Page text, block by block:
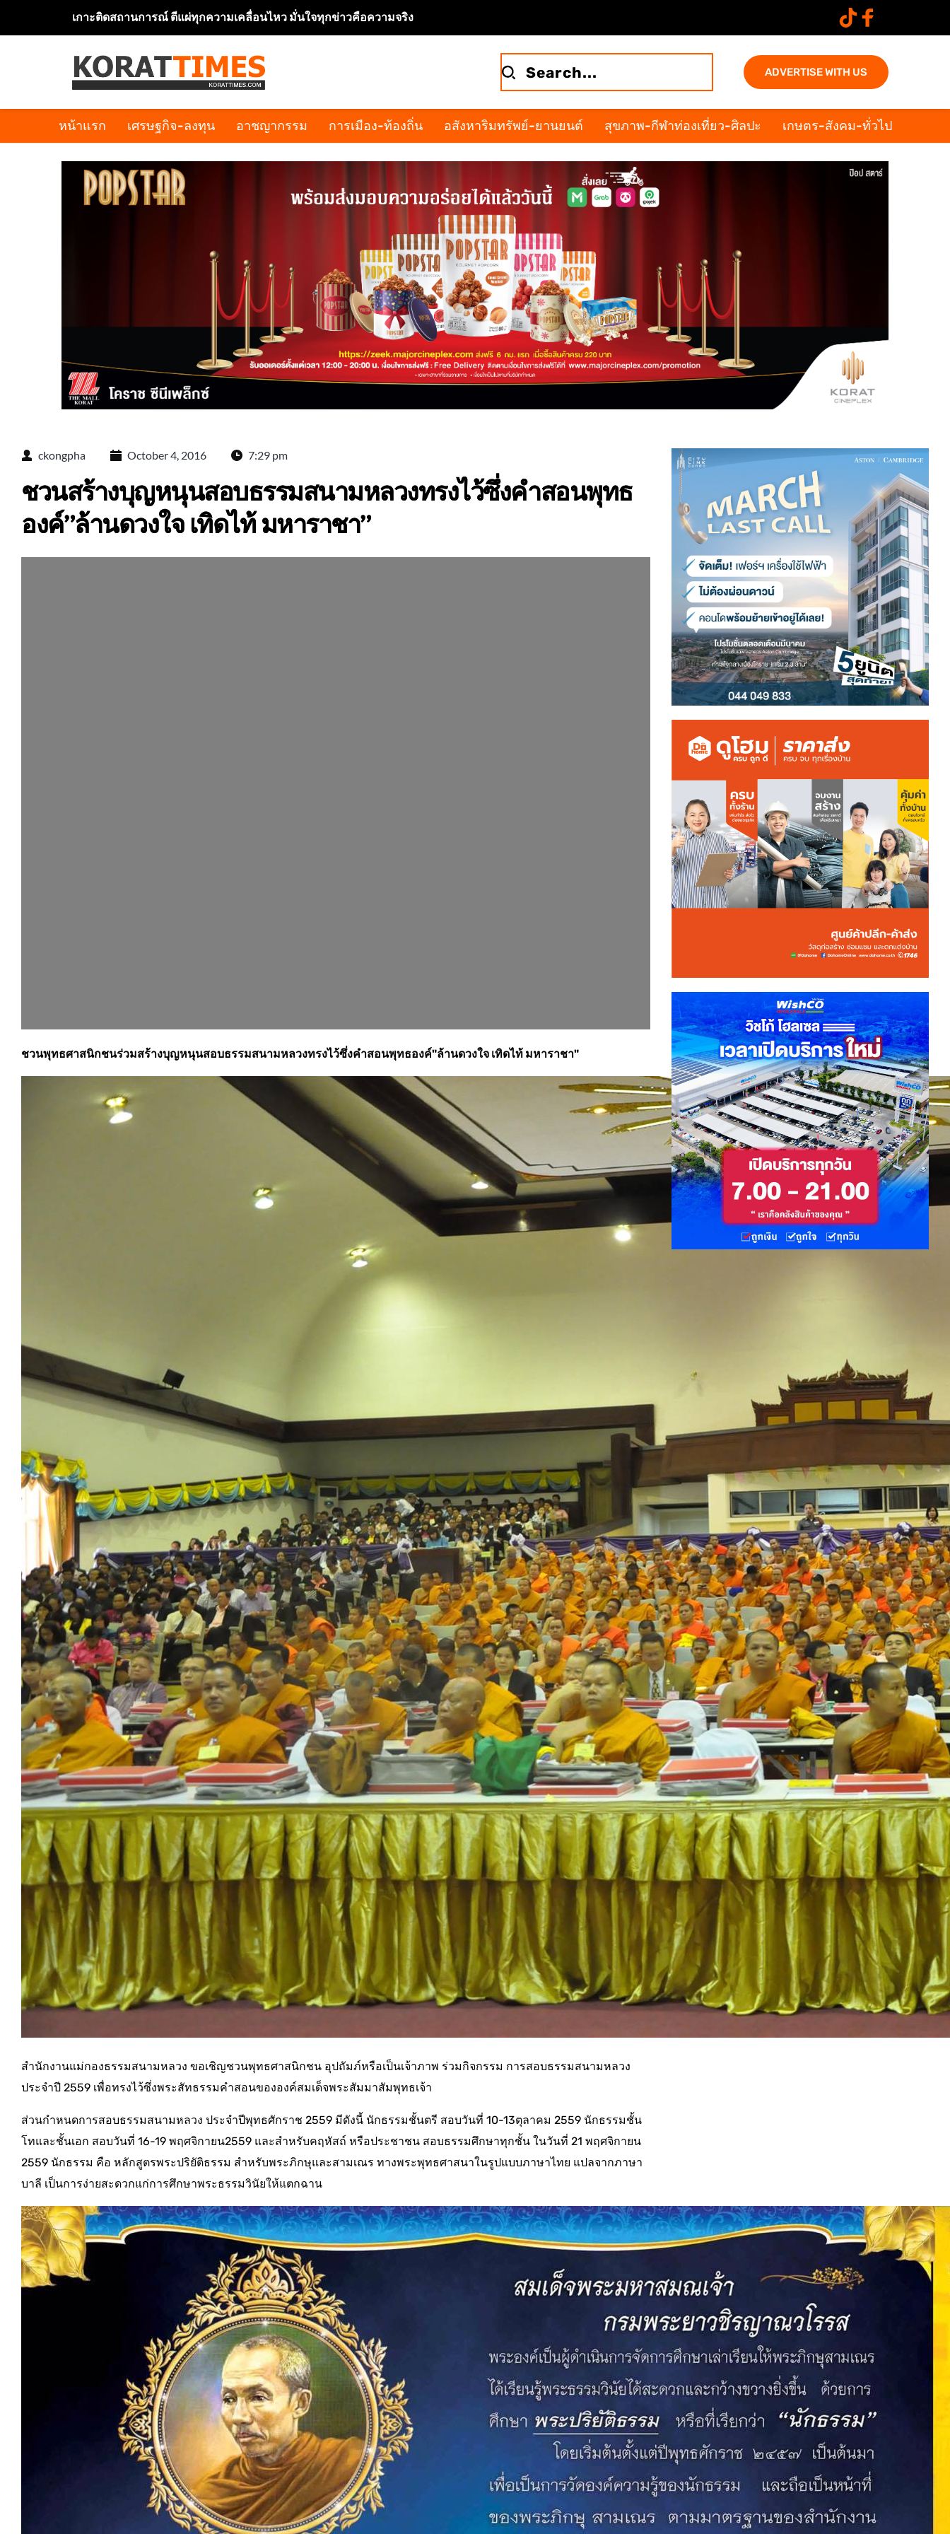
เกาะติดสถานการณ์ ตีแผ่ทุกความเคลื่อนไหว มั่นใจทุกข่าวคือความจริง
ADVERTISE WITH US
หน้าแรก เศรษฐกิจ-ลงทุน อาชญากรรม การเมือง-ท้องถิ่น อสังหาริมทรัพย์-ยานยนต์ สุขภาพ-กีฬาท่องเที่ยว-ศิลปะ เกษตร-สังคม-ทั่วไป
ckongpha October 4, 2016 7:29 pm
ชวนสร้างบุญหนุนสอบธรรมสนามหลวงทรงไว้ซึ่งคำสอนพุทธ
องค์”ล้านดวงใจ เทิดไท้ มหาราชา”
ชวนพุทธศาสนิกชนร่วมสร้างบุญหนุนสอบธรรมสนามหลวงทรงไว้ซึ่งคำสอนพุทธองค์"ล้านดวงใจ เทิดไท้ มหาราชา"
สำนักงานแม่กองธรรมสนามหลวง ขอเชิญชวนพุทธศาสนิกชน อุปถัมภ์หรือเป็นเจ้าภาพ ร่วมกิจกรรม การสอบธรรมสนามหลวง
ประจำปี 2559 เพื่อทรงไว้ซึ่งพระสัทธรรมคำสอนขององค์สมเด็จพระสัมมาสัมพุทธเจ้า
ส่วนกำหนดการสอบธรรมสนามหลวง ประจำปีพุทธศักราช 2559 มีดังนี้ นักธรรมชั้นตรี สอบวันที่ 10-13ตุลาคม 2559 นักธรรมชั้น
โทและชั้นเอก สอบวันที่ 16-19 พฤศจิกายน2559 และสำหรับคฤหัสถ์ หรือประชาชน สอบธรรมศึกษาทุกชั้น ในวันที่ 21 พฤศจิกายน
2559 นักธรรม คือ หลักสูตรพระปริยัติธรรม สำหรับพระภิกษุและสามเณร ทางพระพุทธศาสนาในรูปแบบภาษาไทย แปลจากภาษา
บาลี เป็นการง่ายสะดวกแก่การศึกษาพระธรรมวินัยให้แตกฉาน